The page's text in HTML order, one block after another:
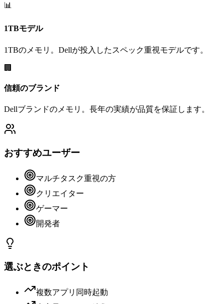
📊
1TBモデル
1TBのメモリ。Dellが投入したスペック重視モデルです。
🏢
信頼のブランド
Dellブランドのメモリ。長年の実績が品質を保証します。
おすすめユーザー
マルチタスク重視の方
クリエイター
ゲーマー
開発者
選ぶときのポイント
複数アプリ同時起動